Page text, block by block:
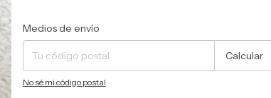
Entregas para el CP:
Medios de envío
Calcular
No sé mi código postal